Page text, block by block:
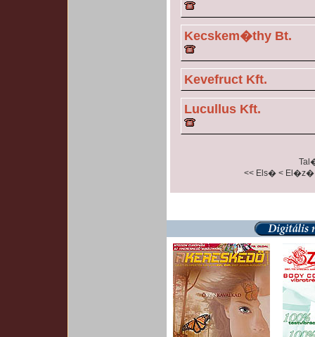
Kecskem�thy Bt.
Kevefruct Kft.
Lucullus Kft.
<< Els� < El�z�